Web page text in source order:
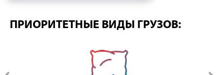
ПРИОРИТЕТНЫЕ ВИДЫ ГРУЗОВ: